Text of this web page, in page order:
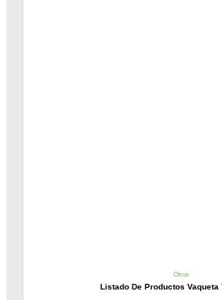
Otros
Listado De Productos Vaqueta